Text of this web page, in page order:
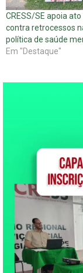
CRESS/SE apoia
contra retrocessos
política de saúde
Em "Destaque"